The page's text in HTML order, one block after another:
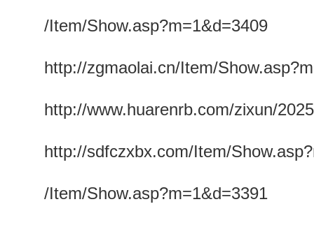
/Item/Show.asp?m=1&d=3409
http://zgmaolai.cn/Item/
http://www.huarenrb.com/zixun/
http://sdfczxbx.com/Item/
/Item/Show.asp?m=1&d=3391